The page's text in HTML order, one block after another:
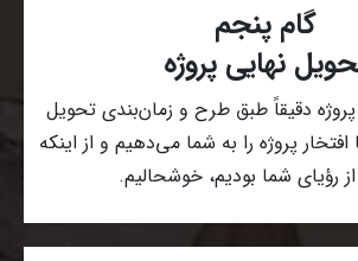
گام پنجم
نهایی پروژه
پروژه دقیقاً طبق طرح و زمان‌بندی تحویل
پروژه را به شما می‌دهیم و از اینکه
رؤیای شما بودیم، خوشحالیم.